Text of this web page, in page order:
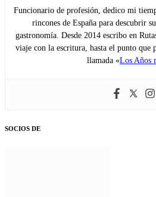
Funcionario de profesión, dedico mi
rincones de España para descubrir
gastronomía. Desde 2014 escribo en
viaje con la escritura, hasta el punto que
llamada «Los Años
SOCIOS DE